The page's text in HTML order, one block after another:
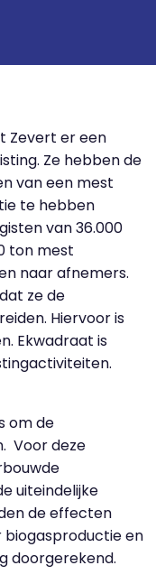
Zevert er een
Ze hebben de
van een mest
te hebben
van 36.000
ton mest
naar afnemers.
ze de
Hiervoor is
Ekwadraat is
om de
Voor deze
uiteindelijke
de effecten
en
doorgerekend.